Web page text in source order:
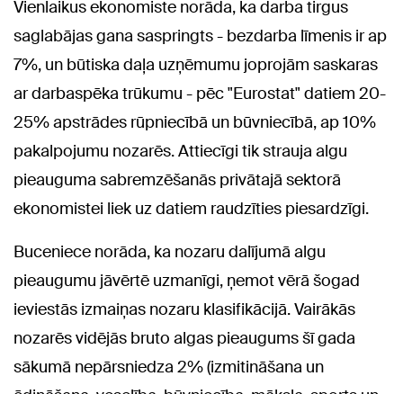
Vienlaikus ekonomiste norāda, ka darba tirgus
saglabājas gana saspringts - bezdarba līmenis ir ap
7%, un būtiska daļa uzņēmumu joprojām saskaras
ar darbaspēka trūkumu - pēc "Eurostat" datiem 20-
25% apstrādes rūpniecībā un būvniecībā, ap 10%
pakalpojumu nozarēs. Attiecīgi tik strauja algu
pieauguma sabremzēšanās privātajā sektorā
ekonomistei liek uz datiem raudzīties piesardzīgi.
Buceniece norāda, ka nozaru dalījumā algu
pieaugumu jāvērtē uzmanīgi, ņemot vērā šogad
ieviestās izmaiņas nozaru klasifikācijā. Vairākās
nozarēs vidējās bruto algas pieaugums šī gada
sākumā nepārsniedza 2% (izmitināšana un